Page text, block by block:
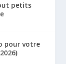
petits
pour votre